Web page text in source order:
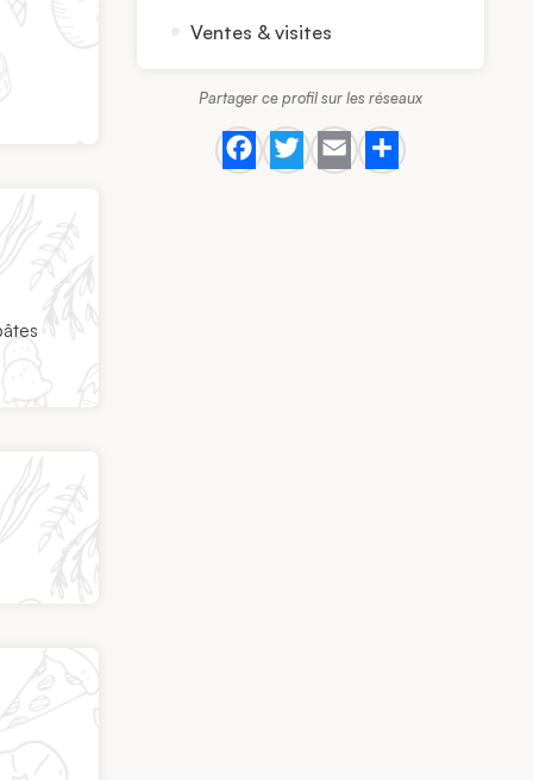
Ventes & visites
Partager ce profil sur les réseaux
Facebook
Twitter
EmailShare